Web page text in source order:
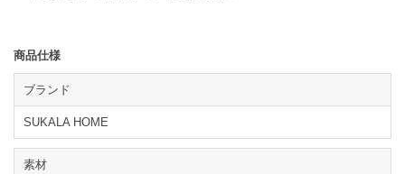
商品仕様
ブランド
SUKALA HOME
素材